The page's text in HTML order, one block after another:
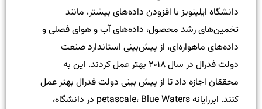
دانشگاه ایلینویز با افزودن داده‌های بیشتر، مانند
تخمین‌های رشد محصول، داده‌های آب و هوای فصلی و
داده‌های ماهواره‌ای، از پیش‌بینی استاندارد صنعت
دولت فدرال در سال ۲۰۱۸ بهتر عمل کردند. این به
محققان اجازه داد تا از پیش بینی دولت فدرال بهتر عمل
کنند. ابررایانه petascale، Blue Waters در دانشگاه،